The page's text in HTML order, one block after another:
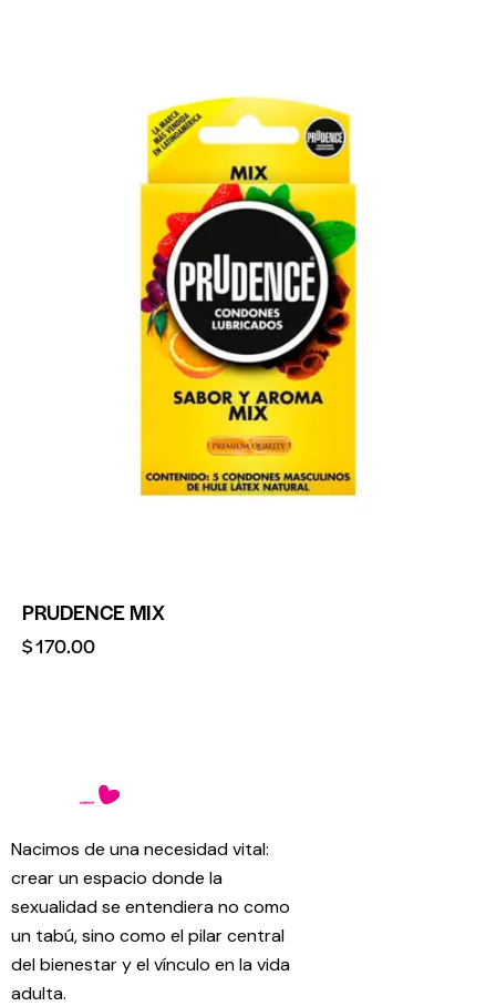
PRUDENCE MIX
$170.00
Nacimos de una necesidad vital:
crear un espacio donde la
sexualidad se entendiera no como
un tabú, sino como el pilar central
del bienestar y el vínculo en la vida
adulta.